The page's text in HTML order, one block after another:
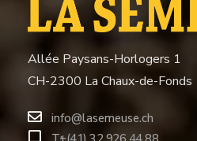
Allée Paysans-Horlogers 1
CH-2300 La Chaux-de-Fonds
info@lasemeuse.ch